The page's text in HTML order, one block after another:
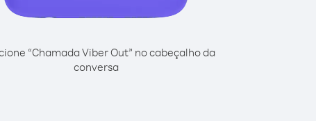
“Chamada Viber Out” no cabeçalho da
conversa